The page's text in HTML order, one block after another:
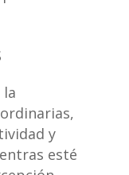
y
esté